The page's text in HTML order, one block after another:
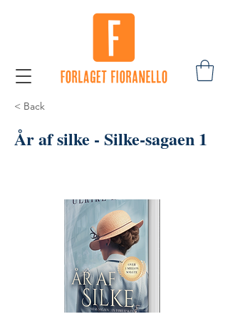
< Back
År af silke - Silke-sagaen 1